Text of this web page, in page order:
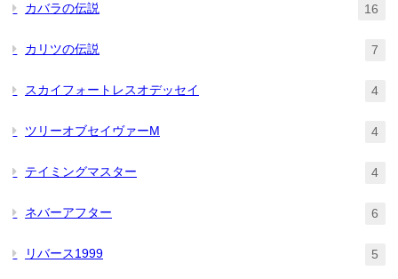
カバラの伝説 16
カリツの伝説 7
スカイフォートレスオデッセイ 4
ツリーオブセイヴァーM 4
テイミングマスター 4
ネバーアフター 6
リバース1999 5